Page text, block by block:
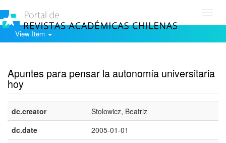
View Item
Apuntes para pensar la autonomía universitaria
hoy
dc.creator
Stolowicz, Beatriz
dc.date
2005-01-01